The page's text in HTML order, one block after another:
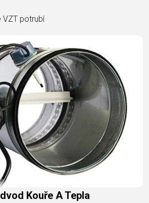
VZT potrubí
Kouře A Tepla